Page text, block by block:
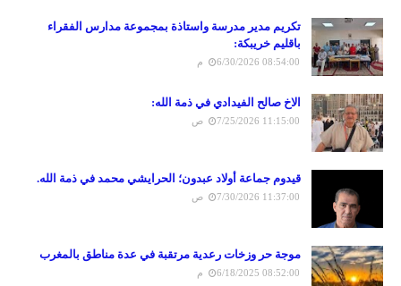
تكريم مدير مدرسة واستاذة بمجموعة مدارس الفقراء
باقليم خريبكة:
6/30/2026 08:54:00 م
الاخ صالح الفيدادي في ذمة الله:
7/25/2026 11:15:00 ص
قيدوم جماعة أولاد عبدون؛ الحرايشي محمد في ذمة الله.
7/30/2026 11:37:00 ص
موجة حر وزخات رعدية مرتقبة في عدة مناطق بالمغرب
6/18/2025 08:52:00 م